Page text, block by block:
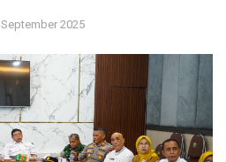
September 2025